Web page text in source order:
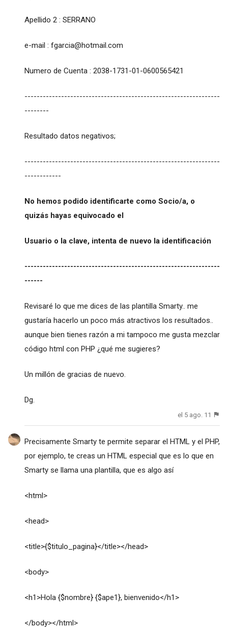
Apellido 2 : SERRANO
e-mail : fgarcia@hotmail.com
Numero de Cuenta : 2038-1731-01-0600565421
----------------------------------------------------------------
--------
Resultado datos negativos;
----------------------------------------------------------------
------------
No hemos podido identificarte como Socio/a, o
quizás hayas equivocado el
Usuario o la clave, intenta de nuevo la identificación
----------------------------------------------------------------
------
Revisaré lo que me dices de las plantilla Smarty.. me
gustaría hacerlo un poco más atractivos los resultados..
aunque bien tienes razón a mi tampoco me gusta mezclar
código html con PHP ¿qué me sugieres?
Un millón de gracias de nuevo.
Dg.
el 5 ago. 11
Precisamente Smarty te permite separar el HTML y el PHP,
por ejemplo, te creas un HTML especial que es lo que en
Smarty se llama una plantilla, que es algo así
<html>
<head>
<title>{$titulo_pagina}</title></head>
<body>
<h1>Hola {$nombre} {$ape1}, bienvenido</h1>
</body></html>